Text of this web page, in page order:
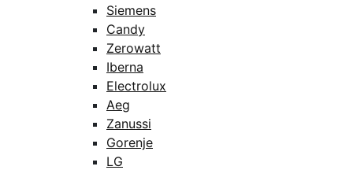
Siemens
Candy
Zerowatt
Iberna
Electrolux
Aeg
Zanussi
Gorenje
LG